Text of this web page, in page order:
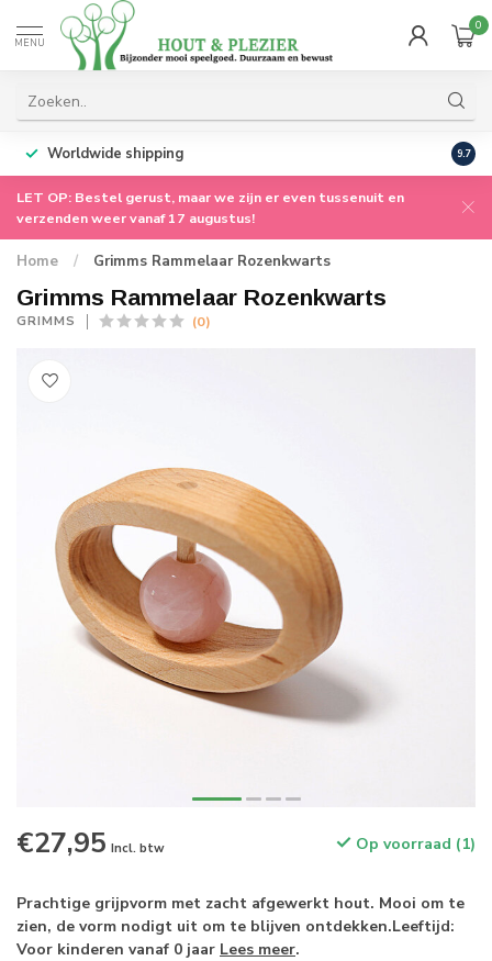
MENU
0
Worldwide shipping 9.7
LET OP: Bestel gerust, maar we zijn er even tussenuit en
verzenden weer vanaf 17 augustus!
Home / Grimms Rammelaar Rozenkwarts
Grimms Rammelaar Rozenkwarts
GRIMMS (0)
€27,95 Incl. btw Op voorraad (1)
Prachtige grijpvorm met zacht afgewerkt hout. Mooi om te
zien, de vorm nodigt uit om te blijven ontdekken.Leeftijd:
Voor kinderen vanaf 0 jaar Lees meer.